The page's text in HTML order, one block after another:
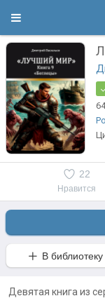
Нравится
22
В библиотеку
Девятая книга из